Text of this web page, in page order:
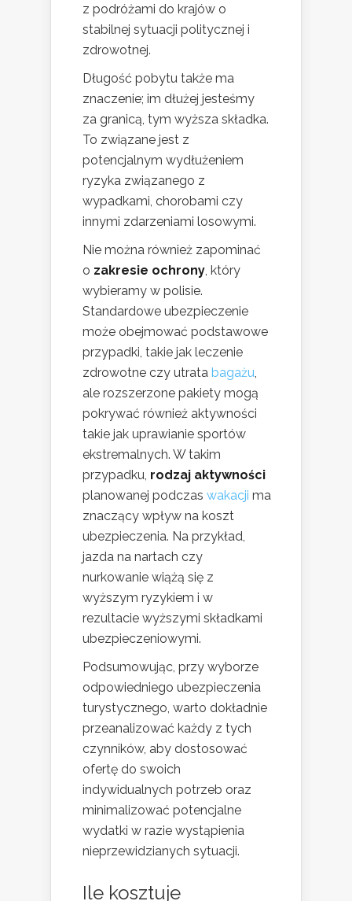
z podróżami do krajów o
stabilnej sytuacji politycznej i
zdrowotnej.
Długość pobytu także ma
znaczenie; im dłużej jesteśmy
za granicą, tym wyższa składka.
To związane jest z
potencjalnym wydłużeniem
ryzyka związanego z
wypadkami, chorobami czy
innymi zdarzeniami losowymi.
Nie można również zapominać
o zakresie ochrony , który
wybieramy w polisie.
Standardowe ubezpieczenie
może obejmować podstawowe
przypadki, takie jak leczenie
zdrowotne czy utrata bagażu
ale rozszerzone pakiety mogą
pokrywać również aktywności
takie jak uprawianie sportów
ekstremalnych. W takim
przypadku, rodzaj aktywności
planowanej podczas wakacji ma
znaczący wpływ na koszt
ubezpieczenia. Na przykład,
jazda na nartach czy
nurkowanie wiążą się z
wyższym ryzykiem i w
rezultacie wyższymi składkami
ubezpieczeniowymi.
Podsumowując, przy wyborze
odpowiedniego ubezpieczenia
turystycznego, warto dokładnie
przeanalizować każdy z tych
czynników, aby dostosować
ofertę do swoich
indywidualnych potrzeb oraz
minimalizować potencjalne
wydatki w razie wystąpienia
nieprzewidzianych sytuacji.
Ile kosztuje